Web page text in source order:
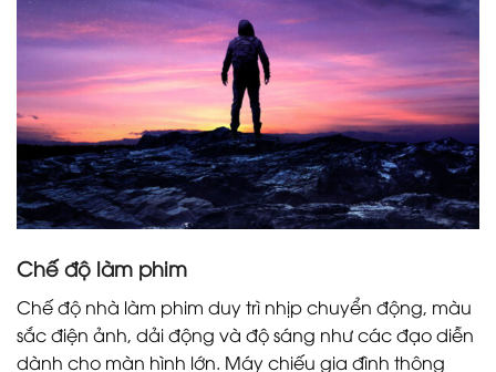
Chế độ làm phim
Chế độ nhà làm phim duy trì nhịp chuyển động, màu
sắc điện ảnh, dải động và độ sáng như các đạo diễn
dành cho màn hình lớn. Máy chiếu gia đình thông